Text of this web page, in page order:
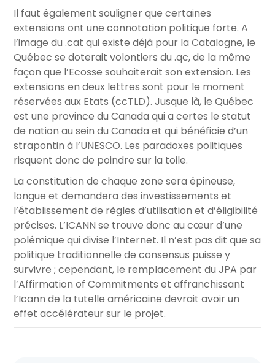
Il faut également souligner que certaines
extensions ont une connotation politique forte. A
l’image du .cat qui existe déjà pour la Catalogne, le
Québec se doterait volontiers du .qc, de la même
façon que l’Ecosse souhaiterait son extension. Les
extensions en deux lettres sont pour le moment
réservées aux Etats (ccTLD). Jusque là, le Québec
est une province du Canada qui a certes le statut
de nation au sein du Canada et qui bénéficie d’un
strapontin à l’UNESCO. Les paradoxes politiques
risquent donc de poindre sur la toile.
La constitution de chaque zone sera épineuse,
longue et demandera des investissements et
l’établissement de règles d’utilisation et d’éligibilité
précises. L’ICANN se trouve donc au cœur d’une
polémique qui divise l’Internet. Il n’est pas dit que sa
politique traditionnelle de consensus puisse y
survivre ; cependant, le remplacement du JPA par
l’Affirmation of Commitments et affranchissant
l’Icann de la tutelle américaine devrait avoir un
effet accélérateur sur le projet.